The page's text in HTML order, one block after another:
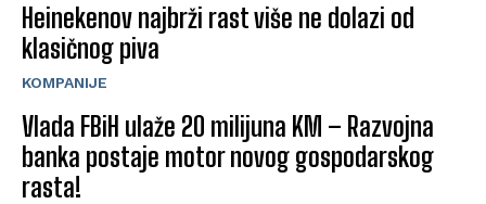
Heinekenov najbrži rast više ne dolazi od
klasičnog piva
KOMPANIJE
Vlada FBiH ulaže 20 milijuna KM – Razvojna
banka postaje motor novog gospodarskog
rasta!